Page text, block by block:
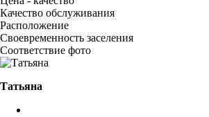
Качество обслуживания
Расположение
Своевременность заселения
Соответствие фото
Татьяна